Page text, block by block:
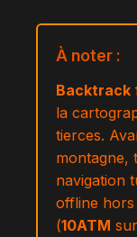
À noter :
Backtrack
la
tierces.
montagne,
navigation
offline hors
(10ATM sur